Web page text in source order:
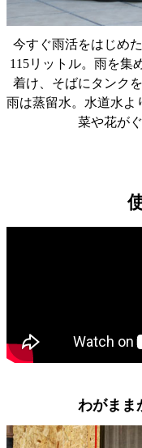
今すぐ雨活をはじめ
115リットル。雨を集
着け、そばにタンク
雨は蒸留水。水道水よ
菜や花が
わがまま